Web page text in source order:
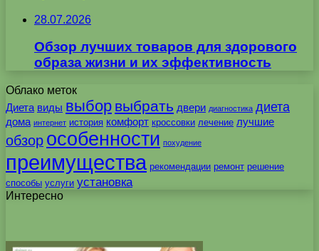
28.07.2026
Обзор лучших товаров для здорового
образа жизни и их эффективность
Облако меток
Диета виды выбор выбрать двери диагностика диета
дома интернет история комфорт кроссовки лечение лучшие
обзор особенности похудение
преимущества рекомендации ремонт решение
способы услуги установка
Интересно